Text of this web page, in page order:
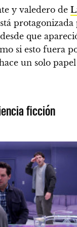
y valedero de
protagonizada
que
si esto fuera
un solo papel
ficción